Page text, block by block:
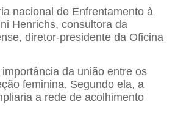
nacional de Enfrentamento à
Henrichs, consultora da
, diretor-presidente da Oficina
da união entre os
feminina. Segundo ela, a
a rede de acolhimento